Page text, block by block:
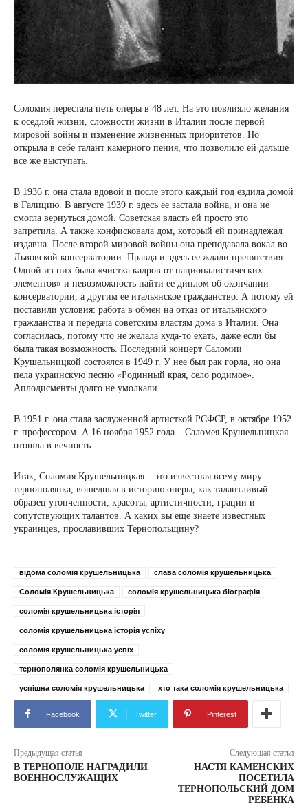
Соломия перестала петь оперы в 48 лет. На это повлияло желания
к оседлой жизни, сложности жизни в Италии после первой
мировой войны и изменение жизненных приоритетов. Но
открыла в себе талант камерного пения, что позволило ей дальше
все же выступать.
В 1936 г. она стала вдовой и после этого каждый год ездила домой
в Галицию. В августе 1939 г. здесь ее застала война, и она не
смогла вернуться домой. Советская власть ей просто это
запретила. А также конфисковала дом, который ей принадлежал
издавна. После второй мировой войны она преподавала вокал во
Львовской консерватории. Правда и здесь ее ждали препятствия.
Одной из них была «чистка кадров от националистических
элементов» и невозможность найти ее диплом об окончании
консерватории, а другим ее итальянское гражданство. А потому ей
поставили условия: работа в обмен на отказ от итальянского
гражданства и передача советским властям дома в Италии. Она
согласилась, потому что не желала куда-то ехать, даже если бы
была такая возможность. Последний концерт Саломии
Крушельницкой состоялся в 1949 г. У нее был рак горла, но она
пела украинскую песню «Родинный края, село родимое».
Аплодисменты долго не умолкали.
В 1951 г. она стала заслуженной артисткой РСФСР, в октябре 1952
г. профессором. А 16 ноября 1952 года – Саломея Крушельницкая
отошла в вечность.
Итак, Соломия Крушельницкая – это известная всему миру
тернополянка, вошедшая в историю оперы, как талантливый
образец утонченности, красоты, артистичности, грации и
сопутствующих талантов. А каких вы еще знаете известных
украинцев, прославивших Тернопольщину?
відома соломія крушельницька слава соломія крушельницька
Соломія Крушельницька соломія крушельницька біографія
соломія крушельницька історія
соломія крушельницька історія успіху
соломія крушельницька успіх
тернополянка соломія крушельницька
успішна соломія крушельницька хто така соломія крушельницька
Facebook Twitter Pinterest
Предыдущая статья
В ТЕРНОПОЛЕ НАГРАДИЛИ
ВОЕННОСЛУЖАЩИХ
Следующая статья
НАСТЯ КАМЕНСКИХ
ПОСЕТИЛА
ТЕРНОПОЛЬСКИЙ ДОМ
РЕБЕНКА